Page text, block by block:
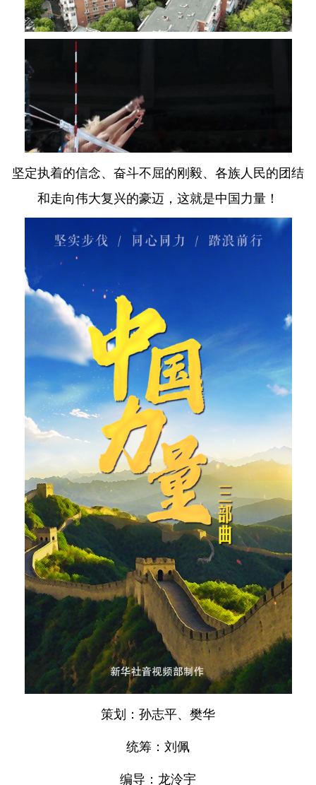
坚定执着的信念、奋斗不屈的刚毅、各族人民的团结
和走向伟大复兴的豪迈，这就是中国力量！
策划：孙志平、樊华
统筹：刘佩
编导：龙泠宇